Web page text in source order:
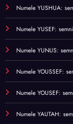
Numele YUSHUA:
Numele YUSEF:
Numele YUNUS:
Numele YOUSSEF:
Numele YOUSEF:
Numele YAUTAH: